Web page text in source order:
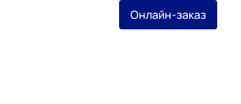
Онлайн-заказ